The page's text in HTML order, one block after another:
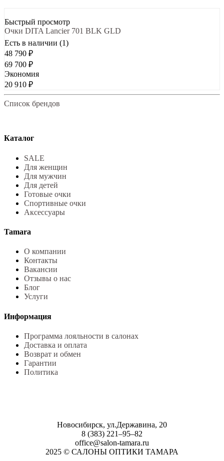
Быстрый просмотр
Очки DITA Lancier 701 BLK GLD
Есть в наличии (1)
48 790 ₽
69 700 ₽
Экономия
20 910 ₽
Список брендов
Каталог
SALE
Для женщин
Для мужчин
Для детей
Готовые очки
Спортивные очки
Аксессуары
Tamara
О компании
Контакты
Вакансии
Отзывы о нас
Блог
Услуги
Информация
Программа лояльности в салонах
Доставка и оплата
Возврат и обмен
Гарантии
Политика
Новосибирск, ул.Державина, 20
8 (383) 221‒95‒82
office@salon-tamara.ru
2025 © САЛОНЫ ОПТИКИ ТАМАРА